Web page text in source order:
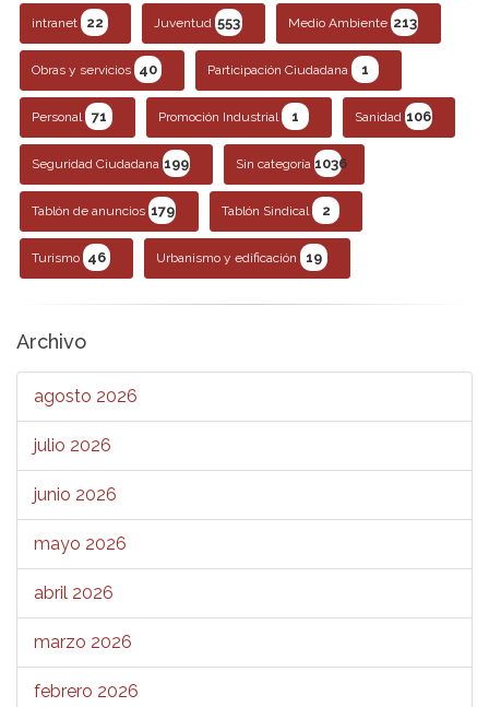
intranet 22 Juventud 553 Medio Ambiente 213
Obras y servicios 40 Participación Ciudadana 1
Personal 71 Promoción Industrial 1 Sanidad 106
Seguridad Ciudadana 199 Sin categoría 1036
Tablón de anuncios 179 Tablón Sindical 2
Turismo 46 Urbanismo y edificación 19
Archivo
agosto 2026
julio 2026
junio 2026
mayo 2026
abril 2026
marzo 2026
febrero 2026